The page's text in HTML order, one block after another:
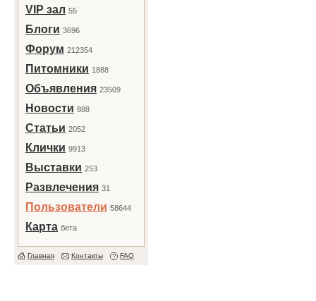
VIP зал 55
Блоги 3696
Форум 212354
Питомники 1888
Объявления 23509
Новости 888
Статьи 2052
Клички 9913
Выставки 253
Развлечения 31
Пользователи 58644
Карта бета
Главная Контакты FAQ